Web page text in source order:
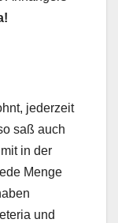
jederzeit
saß auch
in der
Menge
und